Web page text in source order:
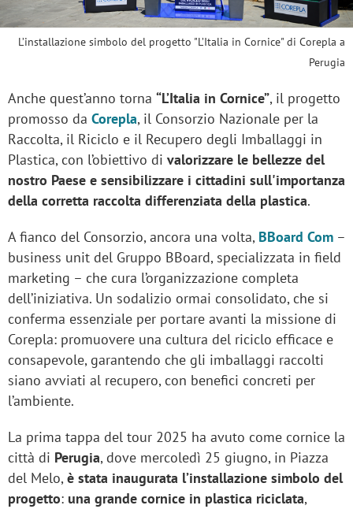
L’installazione simbolo del progetto "L’Italia in Cornice" di Corepla a
Perugia
Anche quest’anno torna “L’Italia in Cornice”, il progetto
promosso da Corepla, il Consorzio Nazionale per la
Raccolta, il Riciclo e il Recupero degli Imballaggi in
Plastica, con l’obiettivo di valorizzare le bellezze del
nostro Paese e sensibilizzare i cittadini sull'importanza
della corretta raccolta differenziata della plastica.
A fianco del Consorzio, ancora una volta, BBoard Com –
business unit del Gruppo BBoard, specializzata in field
marketing – che cura l’organizzazione completa
dell’iniziativa. Un sodalizio ormai consolidato, che si
conferma essenziale per portare avanti la missione di
Corepla: promuovere una cultura del riciclo efficace e
consapevole, garantendo che gli imballaggi raccolti
siano avviati al recupero, con benefici concreti per
l’ambiente.
La prima tappa del tour 2025 ha avuto come cornice la
città di Perugia, dove mercoledì 25 giugno, in Piazza
del Melo,è stata inaugurata l’installazione simbolo del
progetto: una grande cornice in plastica riciclata,